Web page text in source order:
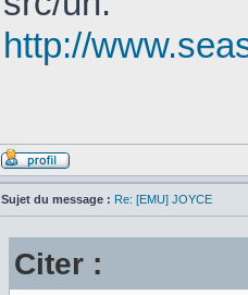
http://
Sujet du message : Re: [EMU] JOYCE
Citer :